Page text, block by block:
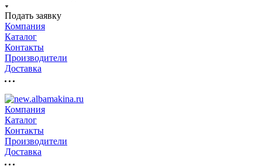
Подать заявку
Компания
Каталог
Контакты
Производители
Доставка
Компания
Каталог
Контакты
Производители
Доставка